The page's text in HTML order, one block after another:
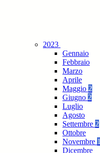
2023
Gennaio
Febbraio
Marzo
Aprile
Maggio 2
Giugno 2
Luglio
Agosto
Settembre 2
Ottobre
Novembre 1
Dicembre